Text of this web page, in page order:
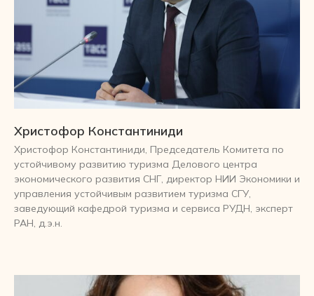
Христофор Константиниди
Христофор Константиниди, Председатель Комитета по
устойчивому развитию туризма Делового центра
экономического развития СНГ, директор НИИ Экономики и
управления устойчивым развитием туризма СГУ,
заведующий кафедрой туризма и сервиса РУДН, эксперт
РАН, д.э.н.